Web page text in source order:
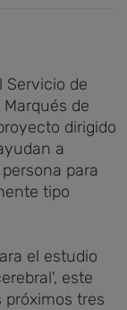
Servicio de
de
dirigido
a
para
tipo
el estudio
este
próximos tres